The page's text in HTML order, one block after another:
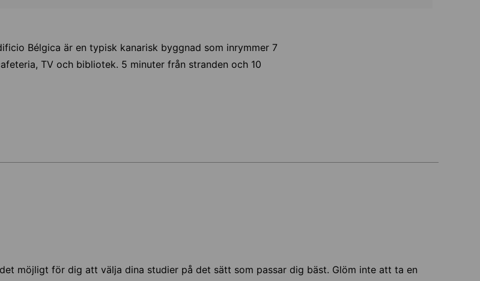
Bélgica är en typisk kanarisk byggnad som inrymmer 7
TV och bibliotek. 5 minuter från stranden och 10
möjligt för dig att välja dina studier på det sätt som passar dig bäst. Glöm inte att ta en